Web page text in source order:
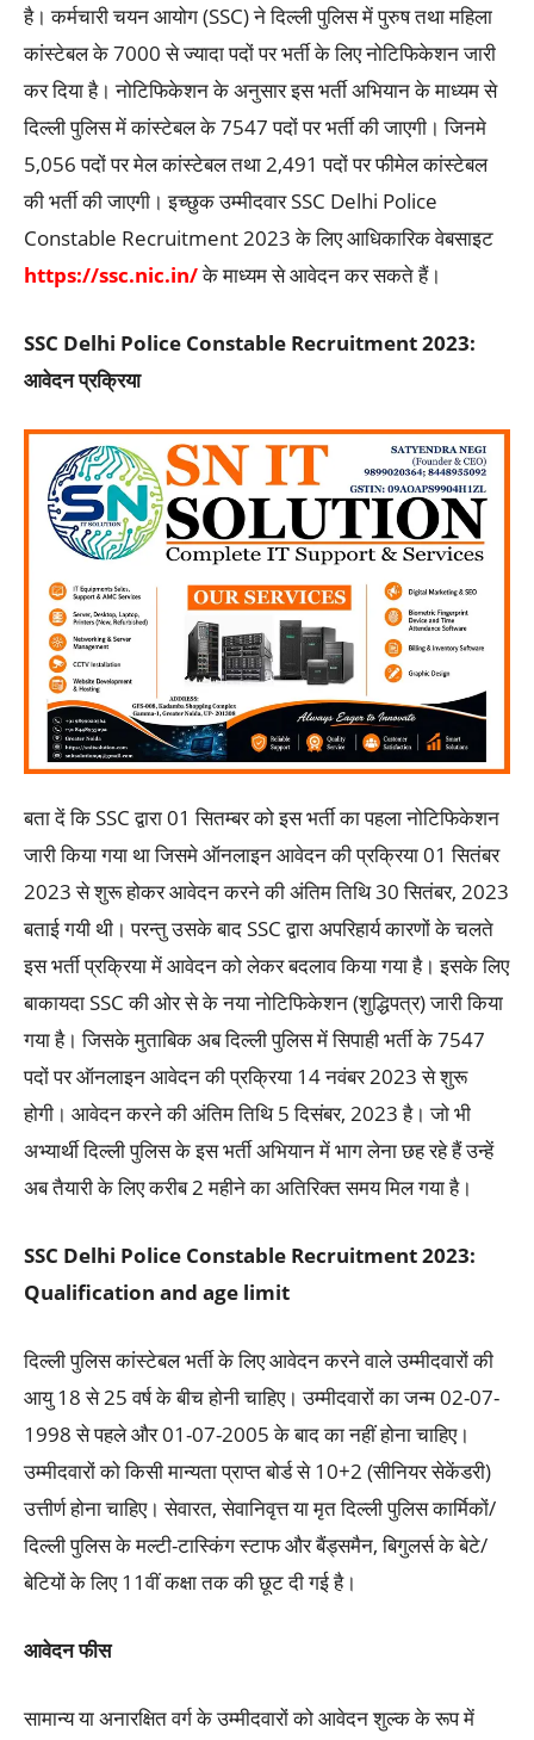
है। कर्मचारी चयन आयोग (SSC) ने दिल्ली पुलिस में पुरुष तथा महिला
कांस्टेबल के 7000 से ज्यादा पदों पर भर्ती के लिए नोटिफिकेशन जारी
कर दिया है। नोटिफिकेशन के अनुसार इस भर्ती अभियान के माध्यम से
दिल्ली पुलिस में कांस्टेबल के 7547 पदों पर भर्ती की जाएगी। जिनमे
5,056 पदों पर मेल कांस्टेबल तथा 2,491 पदों पर फीमेल कांस्टेबल
की भर्ती की जाएगी। इच्छुक उम्मीदवार SSC Delhi Police
Constable Recruitment 2023 के लिए आधिकारिक वेबसाइट
https://ssc.nic.in/के माध्यम से आवेदन कर सकते हैं।
SSC Delhi Police Constable Recruitment 2023:
आवेदन प्रक्रिया
बता दें कि SSC द्वारा 01 सितम्बर को इस भर्ती का पहला नोटिफिकेशन
जारी किया गया था जिसमे ऑनलाइन आवेदन की प्रक्रिया 01 सितंबर
2023 से शुरू होकर आवेदन करने की अंतिम तिथि 30 सितंबर, 2023
बताई गयी थी। परन्तु उसके बाद SSC द्वारा अपरिहार्य कारणों के चलते
इस भर्ती प्रक्रिया में आवेदन को लेकर बदलाव किया गया है। इसके लिए
बाकायदा SSC की ओर से के नया नोटिफिकेशन (शुद्धिपत्र) जारी किया
गया है। जिसके मुताबिक अब दिल्ली पुलिस में सिपाही भर्ती के 7547
पदों पर ऑनलाइन आवेदन की प्रक्रिया 14 नवंबर 2023 से शुरू
होगी। आवेदन करने की अंतिम तिथि 5 दिसंबर, 2023 है। जो भी
अभ्यार्थी दिल्ली पुलिस के इस भर्ती अभियान में भाग लेना छह रहे हैं उन्हें
अब तैयारी के लिए करीब 2 महीने का अतिरिक्त समय मिल गया है।
SSC Delhi Police Constable Recruitment 2023:
Qualification and age limit
दिल्ली पुलिस कांस्टेबल भर्ती के लिए आवेदन करने वाले उम्मीदवारों की
आयु 18 से 25 वर्ष के बीच होनी चाहिए। उम्मीदवारों का जन्म 02-07-
1998 से पहले और 01-07-2005 के बाद का नहीं होना चाहिए।
उम्मीदवारों को किसी मान्यता प्राप्त बोर्ड से 10+2 (सीनियर सेकेंडरी)
उत्तीर्ण होना चाहिए। सेवारत, सेवानिवृत्त या मृत दिल्ली पुलिस कार्मिकों/
दिल्ली पुलिस के मल्टी-टास्किंग स्टाफ और बैंड्समैन, बिगुलर्स के बेटे/
बेटियों के लिए 11वीं कक्षा तक की छूट दी गई है।
आवेदन फीस
सामान्य या अनारक्षित वर्ग के उम्मीदवारों को आवेदन शुल्क के रूप में